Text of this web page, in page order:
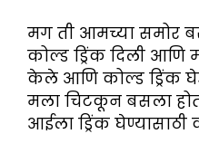
मग ती आमच्या समोर
कोल्ड ड्रिंक दिली आणि
केले आणि कोल्ड ड्रिंक
मला चिटकून बसला
आईला ड्रिंक